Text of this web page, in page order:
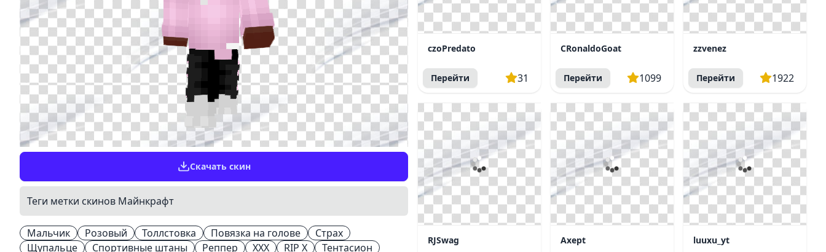
Скачать скин
Теги метки скинов Майнкрафт
Мальчик Розовый Толлстовка Повязка на голове
Страх
Щупальце
Спортивные штаны Реппер XXX RIP Х Тентасион
czoPredato
Перейти 31
CRonaldoGoat
Перейти 1099
zzvenez
Перейти 1922
RJSwag Axept luuxu_yt